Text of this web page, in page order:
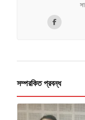
সম্পরকিত প্রবন্ধ